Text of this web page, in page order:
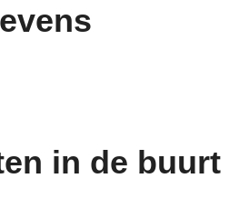
in de buurt